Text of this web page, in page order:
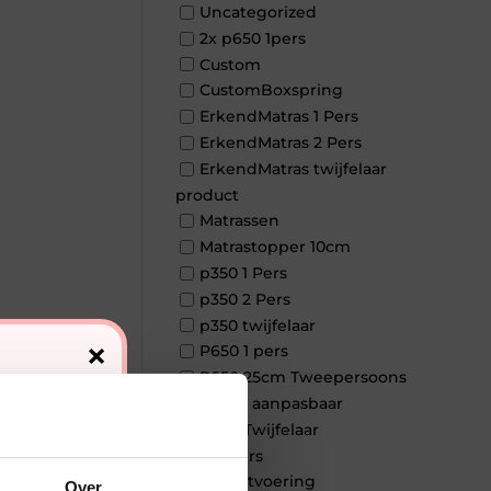
Uncategorized
2x p650 1pers
Custom
CustomBoxspring
ErkendMatras 1 Pers
ErkendMatras 2 Pers
ErkendMatras twijfelaar
product
Matrassen
Matrastopper 10cm
p350 1 Pers
p350 2 Pers
p350 twijfelaar
P650 1 pers
P650 25cm Tweepersoons
een kern aanpasbaar
P650 Twijfelaar
Toppers
Maatvoering
×